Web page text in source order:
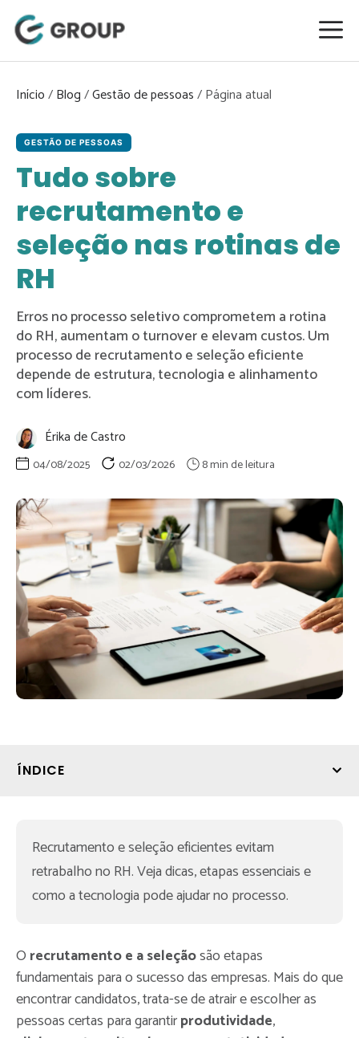
para
conteúdo
Início/Blog/Gestão de pessoas/
GESTÃO DE PESSOAS
Tudo sobre
recrutamento e
seleção nas rotinas de
RH
Erros no processo seletivo comprometem a rotina
do RH, aumentam o turnover e elevam custos. Um
processo de recrutamento e seleção eficiente
depende de estrutura, tecnologia e alinhamento
com líderes.
Érika de Castro
04/08/2025 02/03/2026
ÍNDICE
Recrutamento e seleção eficientes evitam
retrabalho no RH. Veja dicas, etapas essenciais e
como a tecnologia pode ajudar no processo.
O recrutamento e a seleçãosão etapas
fundamentais para o sucesso das empresas. Mais do que
encontrar candidatos, trata-se de atrair e escolher as
pessoas certas para garantirprodutividade,